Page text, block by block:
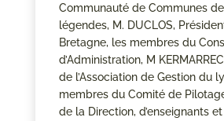
Communauté de Communes
légendes, M. DUCLOS,
Bretagne, les membres du
d’Administration, M
de l’Association de Gestion du
membres du Comité de
de la Direction, d’enseignants et